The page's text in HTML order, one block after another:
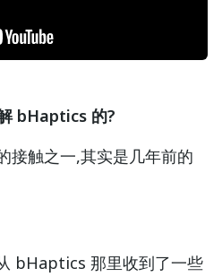
bHaptics 的?
触之一,其实是几年前的
bHaptics 那里收到了一些